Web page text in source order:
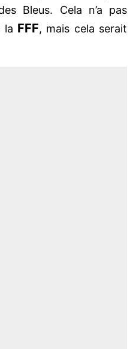
Bleus. Cela n’a pas
la FFF, mais cela serait